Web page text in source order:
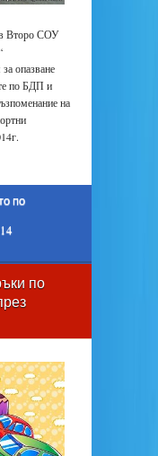
Второ СОУ
опазване
по БДП и
на
по
по